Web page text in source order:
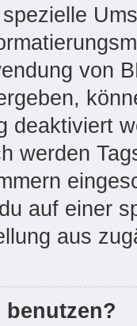
von
deaktiviert
werden
auf einer
aus
benutzen?